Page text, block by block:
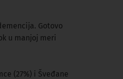
Gotovo
u manjoj meri
(27%) i Šveđane